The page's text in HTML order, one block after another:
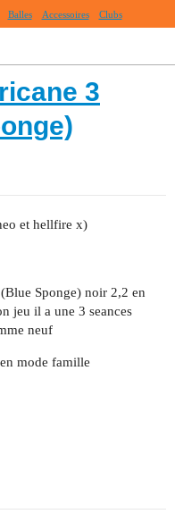
Balles Accessoires Clubs
3
et hellfire x)
Sponge) noir 2,2 en
jeu il a une 3 seances
neuf
mode famille